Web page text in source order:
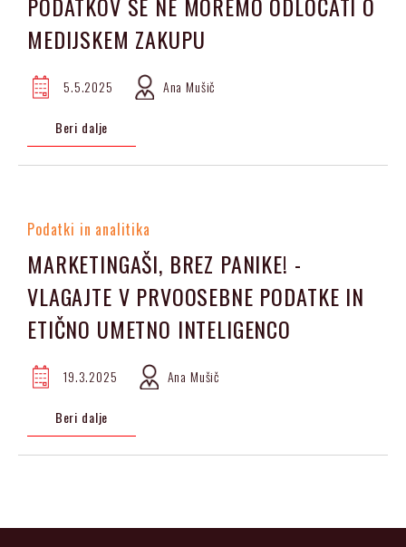
MEDIJSKEM ZAKUPU
5.5.2025 Ana Mušič
Beri dalje
Podatki in analitika
MARKETINGAŠI, BREZ PANIKE! -
VLAGAJTE V PRVOOSEBNE PODATKE IN
ETIČNO UMETNO INTELIGENCO
19.3.2025 Ana Mušič
Beri dalje